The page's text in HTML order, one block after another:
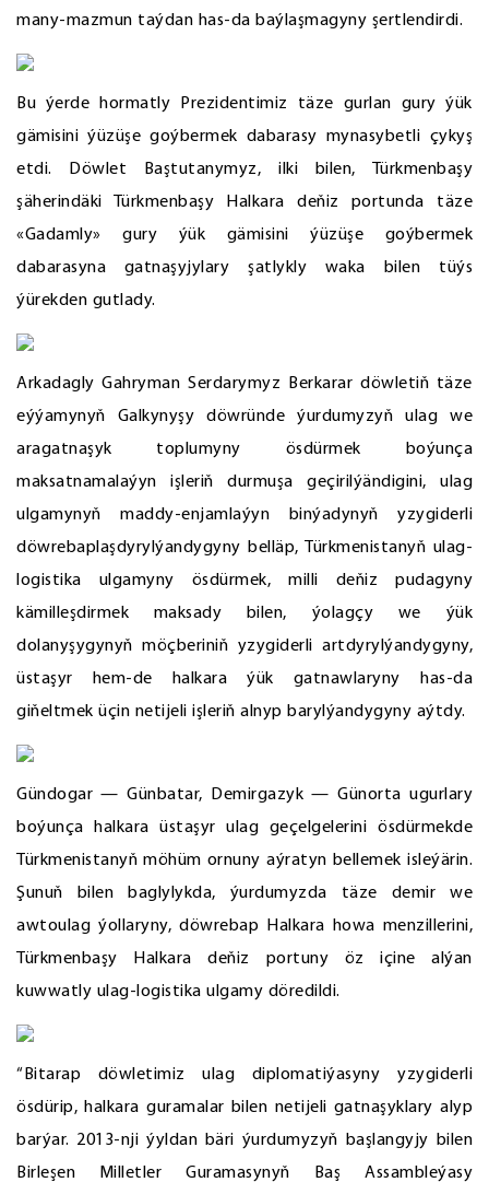
many-mazmun taýdan has-da baýlaşmagyny şertlendirdi.
Bu ýerde hormatly Prezidentimiz täze gurlan gury ýük
gämisini ýüzüşe goýbermek dabarasy mynasybetli çykyş
etdi. Döwlet Baştutanymyz, ilki bilen, Türkmenbaşy
şäherindäki Türkmenbaşy Halkara deňiz portunda täze
«Gadamly» gury ýük gämisini ýüzüşe goýbermek
dabarasyna gatnaşyjylary şatlykly waka bilen tüýs
ýürekden gutlady.
Arkadagly Gahryman Serdarymyz Berkarar döwletiň täze
eýýamynyň Galkynyşy döwründe ýurdumyzyň ulag we
aragatnaşyk toplumyny ösdürmek boýunça
maksatnamalaýyn işleriň durmuşa geçirilýändigini, ulag
ulgamynyň maddy-enjamlaýyn binýadynyň yzygiderli
döwrebaplaşdyrylýandygyny belläp, Türkmenistanyň ulag-
logistika ulgamyny ösdürmek, milli deňiz pudagyny
kämilleşdirmek maksady bilen, ýolagçy we ýük
dolanyşygynyň möçberiniň yzygiderli artdyrylýandygyny,
üstaşyr hem-de halkara ýük gatnawlaryny has-da
giňeltmek üçin netijeli işleriň alnyp barylýandygyny aýtdy.
Gündogar — Günbatar, Demirgazyk — Günorta ugurlary
boýunça halkara üstaşyr ulag geçelgelerini ösdürmekde
Türkmenistanyň möhüm ornuny aýratyn bellemek isleýärin.
Şunuň bilen baglylykda, ýurdumyzda täze demir we
awtoulag ýollaryny, döwrebap Halkara howa menzillerini,
Türkmenbaşy Halkara deňiz portuny öz içine alýan
kuwwatly ulag-logistika ulgamy döredildi.
“Bitarap döwletimiz ulag diplomatiýasyny yzygiderli
ösdürip, halkara guramalar bilen netijeli gatnaşyklary alyp
barýar. 2013-nji ýyldan bäri ýurdumyzyň başlangyjy bilen
Birleşen Milletler Guramasynyň Baş Assambleýasy